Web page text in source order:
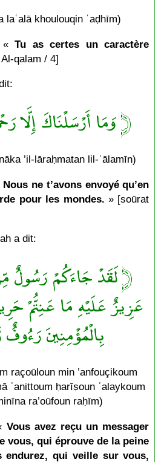
laʿalā khoulouqin ʿaḍhīm)
«Tu as certes un caractère
qalam / 4]
﴿ وَمَا أَرْسَلْنَاكَ إِلَّا
’il-lāraḥmatan lil-ʿālamīn)
Nous ne t’avons envoyé qu’en
pour les mondes. » [soūrat
a dit:
﴿ لَقَدْ جَاءَكُمْ
عَزِيزٌ عَلَيْهِ مَا
بِالْمُؤْمِنِينَ
raçoūloun min ’anfouçikoum
ʿanittoum ḥarīṣoun ʿalaykoum
ra’oūfoun raḥīm)
Vous avez reçu un messager
vous, qui éprouve de la peine
endurez, qui veille sur vous,